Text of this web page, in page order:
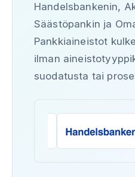
Handelsbankenin,
Säästöpankin ja
Pankkiaineistot
ilman
suodatusta tai